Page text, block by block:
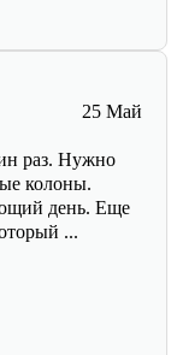
25 Май
раз. Нужно
колоны.
день. Еще
...